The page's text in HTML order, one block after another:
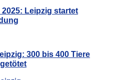
Leipzig startet
300 bis 400 Tiere